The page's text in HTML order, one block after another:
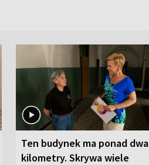
Ten budynek ma ponad dwa
kilometry. Skrywa wiele